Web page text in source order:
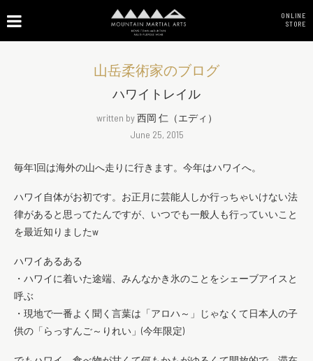
ONLINE
STORE
山岳柔術家のブログ
ハワイトレイル
written by西岡 仁（エディ）
June 25, 2015
毎年1回は海外の山へ走りに行きます。今年はハワイへ。
ハワイ自体がお初です。お正月に芸能人しか行っちゃいけない法
律があると思ってたんですが、いつでも一般人も行っていいこと
を最近知りましたw
ハワイあるある
・ハワイに着いた途端、みんなかき氷のことをシェーブアイスと
呼ぶ
・現地で一番よく聞く言葉は「アロハ～」じゃなくて日本人の子
供の「らっすんご～りれい」(今年限定)